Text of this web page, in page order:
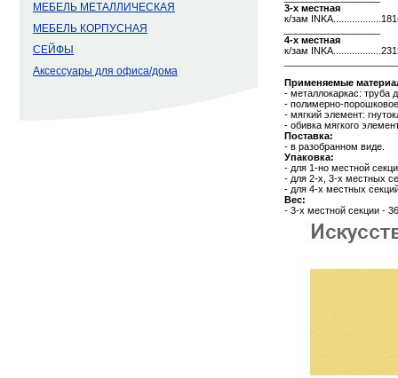
МЕБЕЛЬ МЕТАЛЛИЧЕСКАЯ
МЕБЕЛЬ КОРПУСНАЯ
СЕЙФЫ
Аксессуары для офиса/дома
3-х местная
к/зам
4-х местная
к/зам
Применяемые
- металлокаркас:
- полимерно-
- мягкий элемент:
- обивка мягкого
Поставка:
- в разобранном виде.
Упаковка:
- для 1-но местной
- для 2-х, 3-х местных
- для 4-х местных
Вес:
- 3-х местной секции - 36